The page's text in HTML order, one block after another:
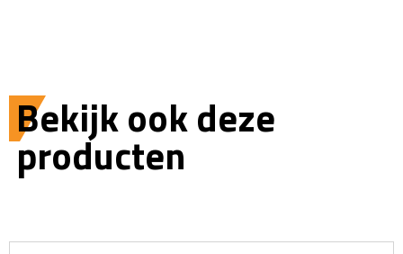
Bekijk ook deze
producten